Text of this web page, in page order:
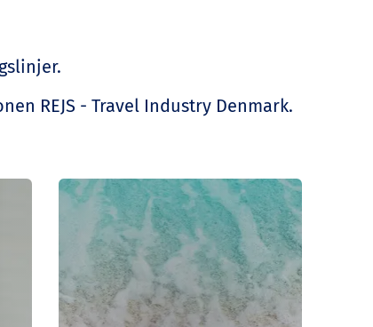
REJS - Travel Industry Denmark.